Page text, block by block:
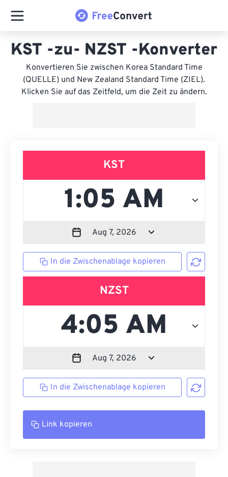
KST -zu- NZST -Konverter
Konvertieren Sie zwischen Korea Standard Time
(QUELLE) und New Zealand Standard Time (ZIEL).
Klicken Sie auf das Zeitfeld, um die Zeit zu ändern.
KST
In die Zwischenablage kopieren
NZST
In die Zwischenablage kopieren
Link kopieren